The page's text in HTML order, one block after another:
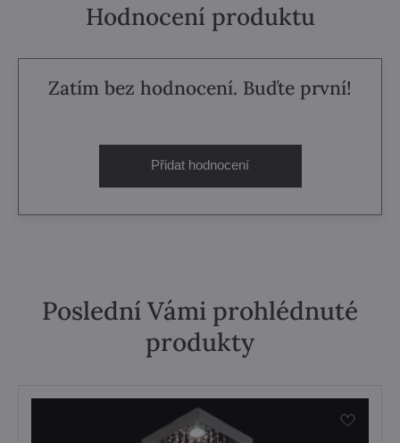
Hodnocení produktu
Zatím bez hodnocení. Buďte první!
Přidat hodnocení
Poslední Vámi prohlédnuté
produkty